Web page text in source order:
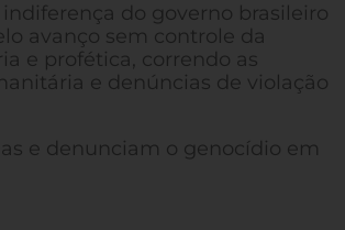
do governo brasileiro
avanço sem controle da
e profética, correndo as
e denúncias de violação
e denunciam o genocídio em